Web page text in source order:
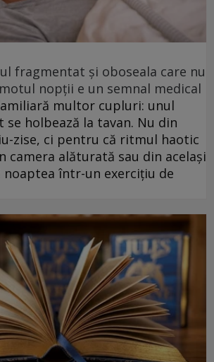
fragmentat și oboseala care nu
nopții e un semnal medical
multor cupluri: unul
se holbează la tavan. Nu din
zise, ci pentru că ritmul haotic
camera alăturată sau din același
într-un exercițiu de